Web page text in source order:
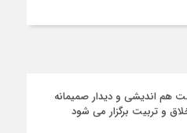
اندیشی و دیدار صمیمانه
و تربیت برگزار می شود